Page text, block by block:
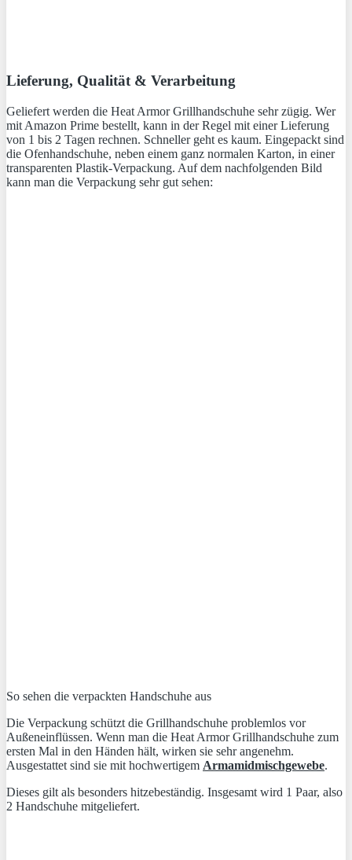
Lieferung, Qualität & Verarbeitung
Geliefert werden die Heat Armor Grillhandschuhe sehr zügig. Wer
mit Amazon Prime bestellt, kann in der Regel mit einer Lieferung
von 1 bis 2 Tagen rechnen. Schneller geht es kaum. Eingepackt sind
die Ofenhandschuhe, neben einem ganz normalen Karton, in einer
transparenten Plastik-Verpackung. Auf dem nachfolgenden Bild
kann man die Verpackung sehr gut sehen:
So sehen die verpackten Handschuhe aus
Die Verpackung schützt die Grillhandschuhe problemlos vor
Außeneinflüssen. Wenn man die Heat Armor Grillhandschuhe zum
ersten Mal in den Händen hält, wirken sie sehr angenehm.
Ausgestattet sind sie mit hochwertigem Armamidmischgewebe.
Dieses gilt als besonders hitzebeständig. Insgesamt wird 1 Paar, also
2 Handschuhe mitgeliefert.